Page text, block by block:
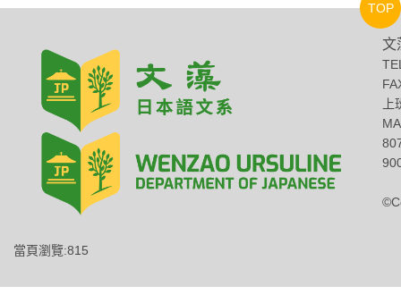
文
當頁瀏覽:815
TOP